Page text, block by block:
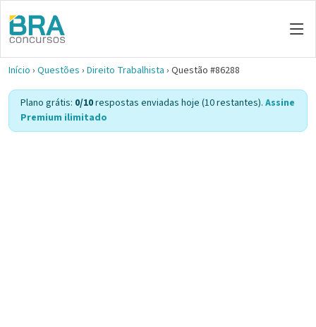
Início › Questões › Direito Trabalhista › Questão #86288
Plano grátis: 0/10respostas enviadas hoje (10 restantes). Assine
Premium ilimitado